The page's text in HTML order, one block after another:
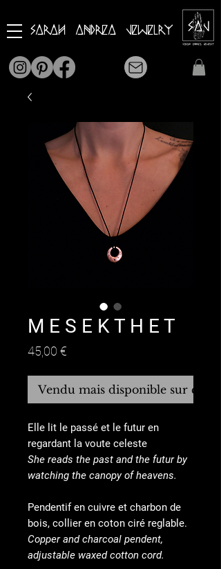
Sarah Andrea Jewelry
M E S E K T H E T
45,00 €
Vendu mais disponible sur
Elle lit le passé et le futur en
regardant la voute celeste
She reads the past and the futur by
watching the canopy of heavens.
Pendentif en cuivre et charbon de
bois, collier en coton ciré reglable.
Copper and charcoal pendent,
adjustable waxed cotton cord.